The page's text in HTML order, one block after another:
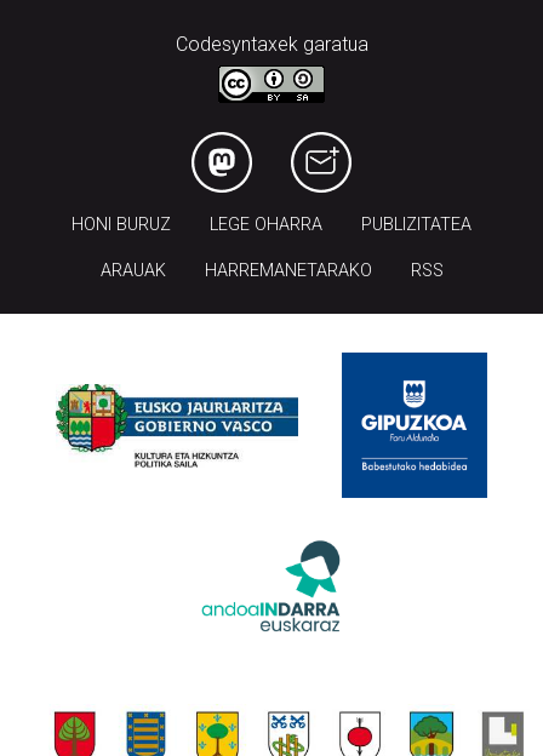
Codesyntaxek garatua
HONI BURUZ LEGE OHARRA PUBLIZITATEA
ARAUAK HARREMANETARAKO RSS